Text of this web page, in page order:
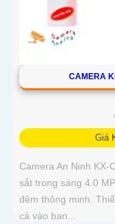
CAMERA
Giá
Camera An Ninh KX-
sắt trong sáng 4.0
đêm thông minh.
cả vào ban...